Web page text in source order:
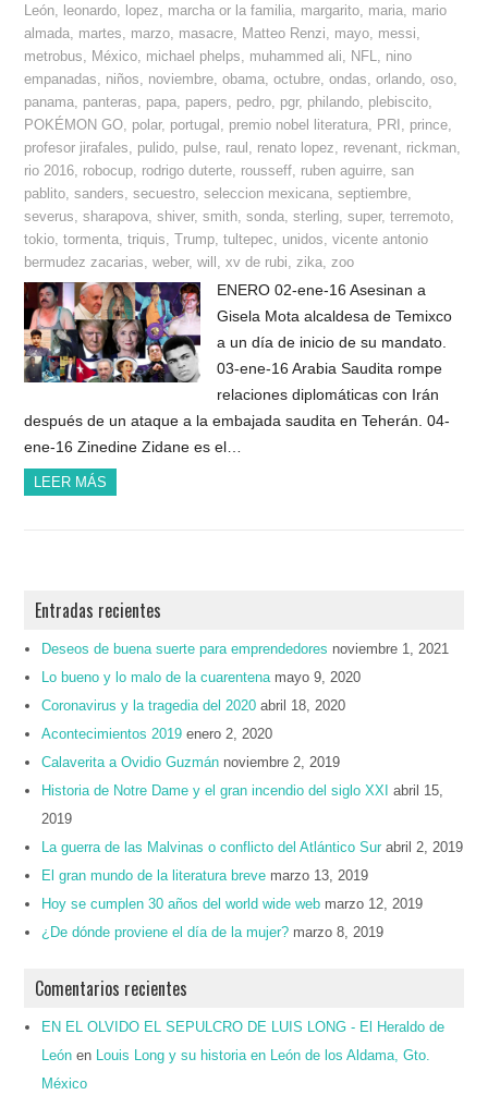
León
leonardo lopez marcha or la familia margarito maria mario
almada martes marzo masacre Matteo Renzi mayo messi
metrobus
México michael phelps muhammed ali NFL
nino
empanadas
niños noviembre ,obama ,octubre ,ondas ,orlando ,oso
panama panteras papa papers pedro pgr, philando plebiscito
POKÉMON GO polar, portugal premio nobel literatura PRI prince
profesor jirafales
pulido pulse raul renato lopez revenant rickman
rio 2016 robocup rodrigo duterte rousseff ruben aguirre ,san
pablito ,sanders ,secuestro ,seleccion mexicana ,septiembre
severus ,sharapova ,shiver,smith ,sonda ,sterling ,super,terremoto
tokio ,tormenta ,triquis ,Trump ,tultepec unidos ,vicente antonio
bermudez zacarias ,weber,will ,xv de rubi zika zoo
ENERO 02-ene-16 Asesinan a
Gisela Mota alcaldesa de Temixco
a un día de inicio de su mandato.
03-ene-16 Arabia Saudita rompe
relaciones diplomáticas con Irán
después de un ataque a la embajada saudita en Teherán. 04-
ene-16 Zinedine Zidane es el…
LEER MÁS
Entradas recientes
Deseos de buena suerte para emprendedores noviembre 1, 2021
Lo bueno y lo malo de la cuarentena mayo 9, 2020
Coronavirus y la tragedia del 2020 abril 18, 2020
Acontecimientos 2019 enero 2, 2020
Calaverita a Ovidio Guzmán noviembre 2, 2019
Historia de Notre Dame y el gran incendio del siglo XXI
abril 15,
2019
La guerra de las Malvinas o conflicto del Atlántico Sur abril 2, 2019
El gran mundo de la literatura breve marzo 13, 2019
Hoy se cumplen 30 años del world wide web marzo 12, 2019
¿De dónde proviene el día de la mujer? marzo 8, 2019
Comentarios recientes
EN EL OLVIDO EL SEPULCRO DE LUIS LONG - El Heraldo de
León en
Louis Long y su historia en León de los Aldama, Gto.
México